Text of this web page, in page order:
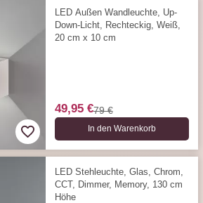
LED Außen Wandleuchte, Up-
Down-Licht, Rechteckig, Weiß,
20 cm x 10 cm
49,95 €79 €
In den Warenkorb
LED Stehleuchte, Glas, Chrom,
CCT, Dimmer, Memory, 130 cm
Höhe